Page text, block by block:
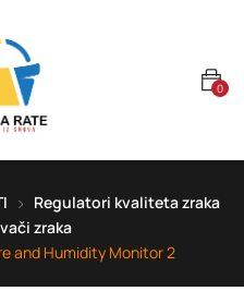
0
Regulatori kvaliteta zraka
zraka
and Humidity Monitor 2